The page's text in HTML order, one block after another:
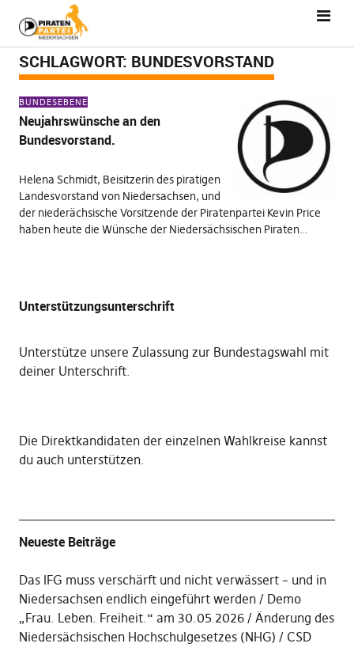
SCHLAGWORT: BUNDESVORSTAND
BUNDESEBENE
Neujahrswünsche an den
Bundesvorstand.
Helena Schmidt, Beisitzerin des piratigen
Landesvorstand von Niedersachsen, und
der niederächsische Vorsitzende der Piratenpartei Kevin Price
haben heute die Wünsche der Niedersächsischen Piraten…
Unterstützungsunterschrift
Unterstütze unsere Zulassung zur Bundestagswahl mit
deiner Unterschrift.
Die Direktkandidaten der einzelnen Wahlkreise kannst
du auch unterstützen.
Neueste Beiträge
Das IFG muss verschärft und nicht verwässert – und in
Niedersachsen endlich eingeführt werden
Demo
„Frau. Leben. Freiheit.“ am 30.05.2026
Änderung des
Niedersächsischen Hochschulgesetzes (NHG)
CSD